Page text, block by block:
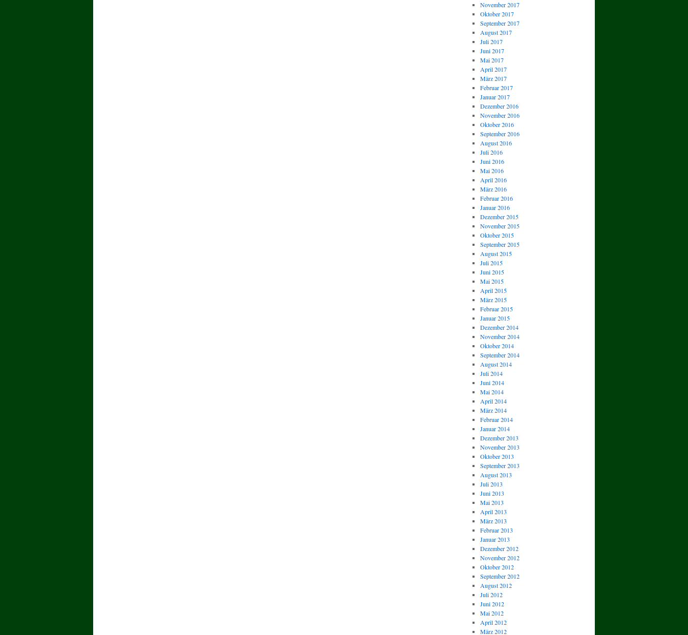
November 2017
Oktober 2017
September 2017
August 2017
Juli 2017
Juni 2017
Mai 2017
April 2017
März 2017
Februar 2017
Januar 2017
Dezember 2016
November 2016
Oktober 2016
September 2016
August 2016
Juli 2016
Juni 2016
Mai 2016
April 2016
März 2016
Februar 2016
Januar 2016
Dezember 2015
November 2015
Oktober 2015
September 2015
August 2015
Juli 2015
Juni 2015
Mai 2015
April 2015
März 2015
Februar 2015
Januar 2015
Dezember 2014
November 2014
Oktober 2014
September 2014
August 2014
Juli 2014
Juni 2014
Mai 2014
April 2014
März 2014
Februar 2014
Januar 2014
Dezember 2013
November 2013
Oktober 2013
September 2013
August 2013
Juli 2013
Juni 2013
Mai 2013
April 2013
März 2013
Februar 2013
Januar 2013
Dezember 2012
November 2012
Oktober 2012
September 2012
August 2012
Juli 2012
Juni 2012
Mai 2012
April 2012
März 2012